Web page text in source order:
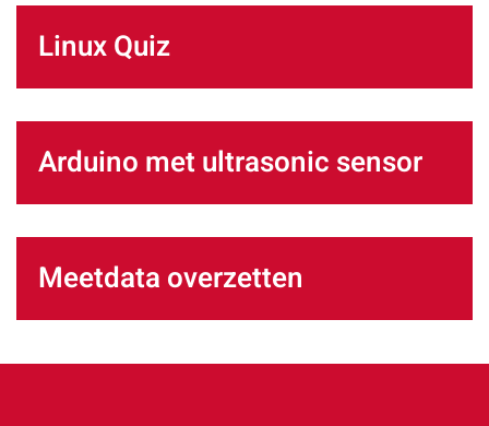
Linux Quiz
Arduino met ultrasonic sensor
Meetdata overzetten